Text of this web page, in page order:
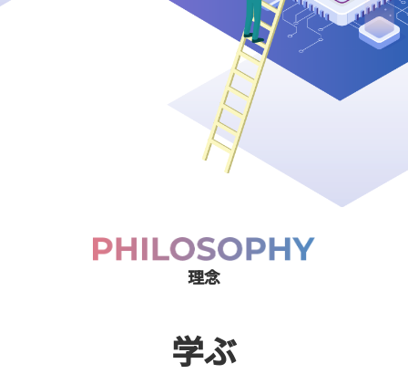
理念
学ぶ